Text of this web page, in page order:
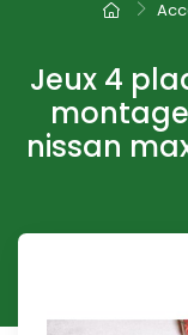
Jeux 4
montage
nissan